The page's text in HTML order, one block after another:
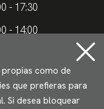
- 17:30
- 14:00
- 15.00
como de
que prefieras para
Si desea bloquear